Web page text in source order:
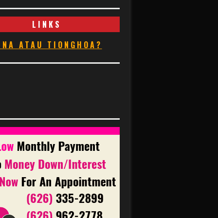
LINKS
ATAU TIONGHOA?